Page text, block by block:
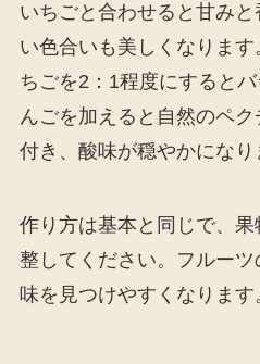
いちごと合わせると甘み
い色合いも美しくなりま
ちごを2：1程度にすると
んごを加えると自然のペ
付き、酸味が穏やかになり
作り方は基本と同じで、
整してください。フルー
味を見つけやすくなります